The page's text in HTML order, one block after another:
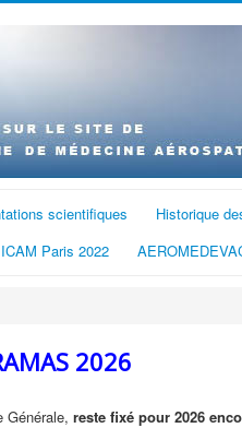
scientifiques Historique
ICAM Paris 2022
2026
Générale, reste fixé pour 2026